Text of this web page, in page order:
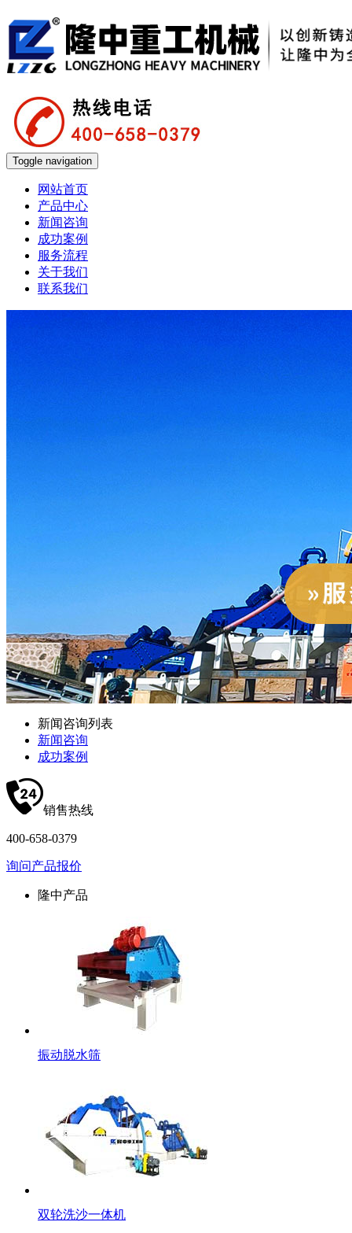
Toggle navigation
网站首页
产品中心
新闻咨询
成功案例
服务流程
关于我们
联系我们
新闻咨询列表
新闻咨询
成功案例
销售热线
400-658-0379
询问产品报价
隆中产品
振动脱水筛
双轮洗沙一体机